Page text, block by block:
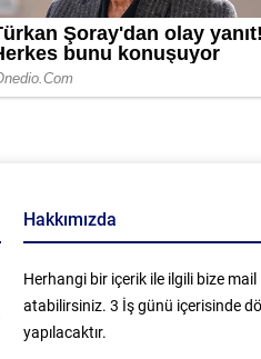
Hakkımızda
Herhangi bir içerik ile ilgili bize mail
atabilirsiniz. 3 İş günü içerisinde
yapılacaktır.